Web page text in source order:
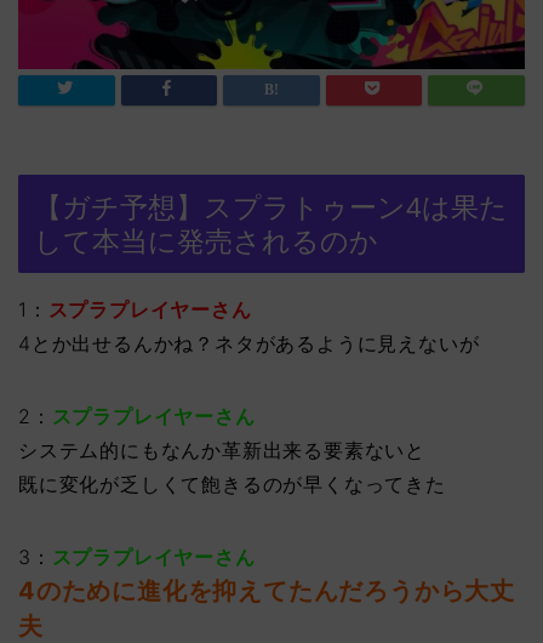
【ガチ予想】スプラトゥーン4は果た
して本当に発売されるのか
1： スプラプレイヤーさん
4とか出せるんかね？ネタがあるように見えないが
2： スプラプレイヤーさん
システム的にもなんか革新出来る要素ないと
既に変化が乏しくて飽きるのが早くなってきた
3： スプラプレイヤーさん
4のために進化を抑えてたんだろうから大丈
夫